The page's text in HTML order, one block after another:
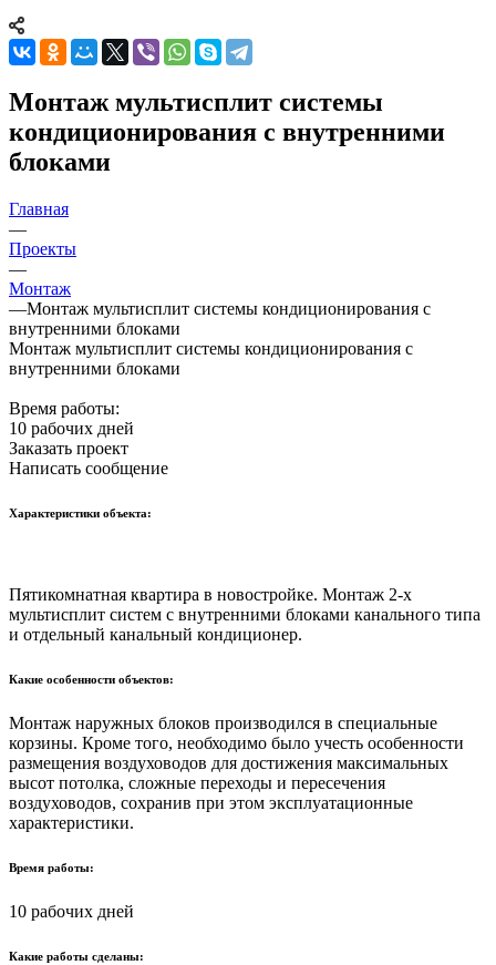
Монтаж мультисплит системы
кондиционирования с внутренними
блоками
Главная
—
Проекты
—
Монтаж
—Монтаж мультисплит системы кондиционирования с
внутренними блоками
Монтаж мультисплит системы кондиционирования с
внутренними блоками
Время работы:
10 рабочих дней
Заказать проект
Написать сообщение
Характеристики объекта:
Пятикомнатная квартира в новостройке. Монтаж 2-х
мультисплит систем с внутренними блоками канального типа
и отдельный канальный кондиционер.
Какие особенности объектов:
Монтаж наружных блоков производился в специальные
корзины. Кроме того, необходимо было учесть особенности
размещения воздуховодов для достижения максимальных
высот потолка, сложные переходы и пересечения
воздуховодов, сохранив при этом эксплуатационные
характеристики.
Время работы:
10 рабочих дней
Какие работы сделаны: